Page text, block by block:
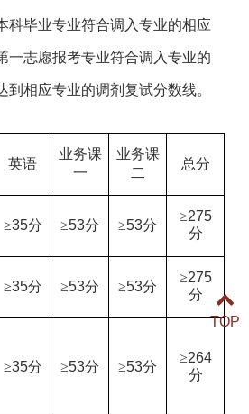
科毕业专业符合调入专业的相应
一志愿报考专业符合调入专业的
到相应专业的调剂复试分数线。
英语
业务课
一
业务课
二
总分
≥35分 ≥53分 ≥53分
≥275
分
≥35分 ≥53分 ≥53分
≥275
分
≥35分 ≥53分 ≥53分
≥264
分
TOP